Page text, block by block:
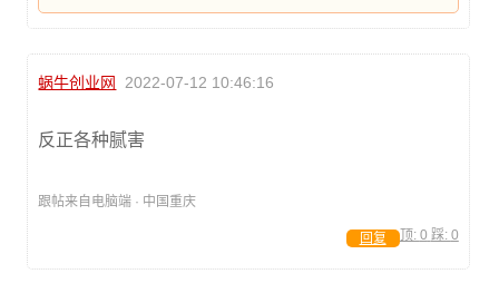
蜗牛创业网 2022-07-12 10:46:16
反正各种腻害
跟帖来自电脑端 · 中国重庆
顶: 0 踩: 0
回复